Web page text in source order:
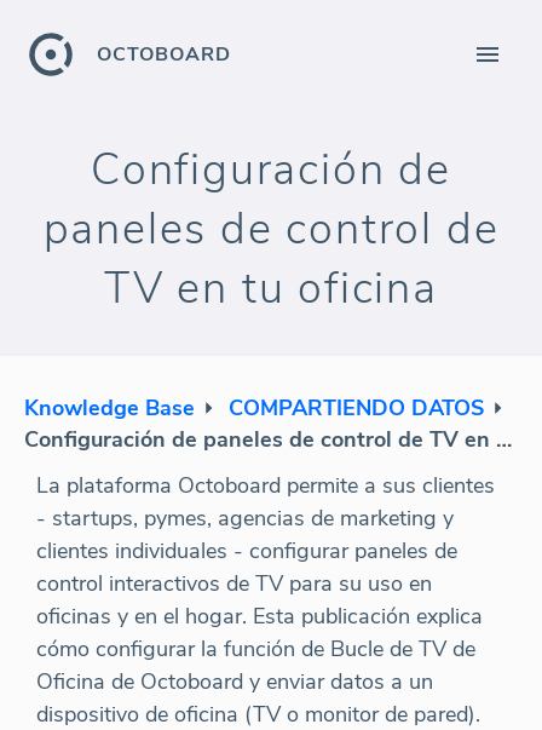
OCTOBOARD
Configuración de
paneles de control de
TV en tu oficina
Knowledge Base
COMPARTIENDO DATOS
Configuración de paneles de control de TV en tu oficina
La plataforma Octoboard permite a sus clientes
- startups, pymes, agencias de marketing y
clientes individuales - configurar paneles de
control interactivos de TV para su uso en
oficinas y en el hogar. Esta publicación explica
cómo configurar la función de Bucle de TV de
Oficina de Octoboard y enviar datos a un
dispositivo de oficina (TV o monitor de pared).